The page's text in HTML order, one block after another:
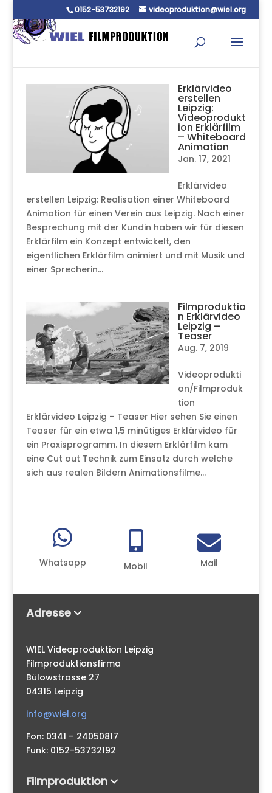
0152-53732192 videoproduktion@wiel.org
Erklärvideo
erstellen
Leipzig:
Videoprodukt
ion Erklärfilm
– Whiteboard
Animation
Jan. 17, 2021
Erklärvideo
erstellen Leipzig: Realisation einer Whiteboard
Animation für einen Verein aus Leipzig. Nach einer
Besprechung mit der Kundin haben wir für diesen
Erklärfilm ein Konzept entwickelt, den
eigentlichen Erklärfilm animiert und mit Musik und
einer Sprecherin...
Filmproduktio
n Erklärvideo
Leipzig –
Teaser
Aug. 7, 2019
Videoprodukti
on/Filmproduk
tion
Erklärvideo Leipzig – Teaser Hier sehen Sie einen
Teaser für ein etwa 1,5 minütiges Erklärvideo für
ein Praxisprogramm. In diesem Erklärfilm kam
eine Cut out Technik zum Einsatz durch welche
sich aus realen Bildern Animationsfilme...

Whatsapp

Mobil

Mail
Adresse
WIEL Videoproduktion Leipzig
Filmproduktionsfirma
Bülowstrasse 27
04315 Leipzig
info@wiel.org
Fon: 0341 – 24050817
Funk: 0152-53732192
Filmproduktion